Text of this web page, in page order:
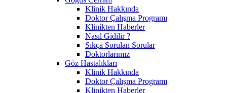
Klinik Hakkında
Doktor Çalışma Programı
Klinikten Haberler
Nasıl Gidilir ?
Sıkça Sorulan Sorular
Doktorlarımız
Göz Hastalıkları
Klinik Hakkında
Doktor Çalışma Programı
Klinikten Haberler